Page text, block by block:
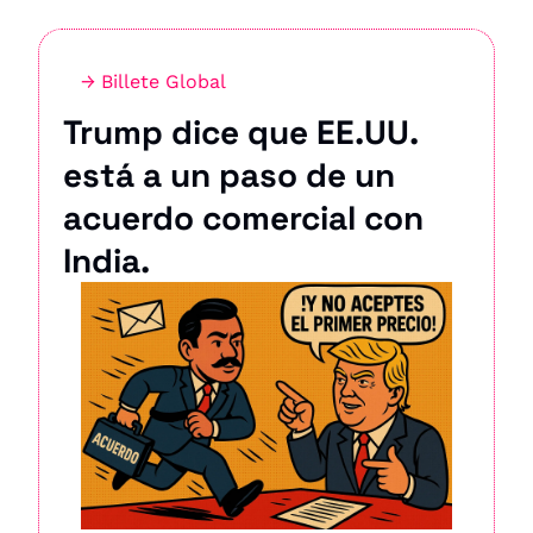
→ Billete Global
Trump dice que EE.UU.
está a un paso de un
acuerdo comercial con
India.